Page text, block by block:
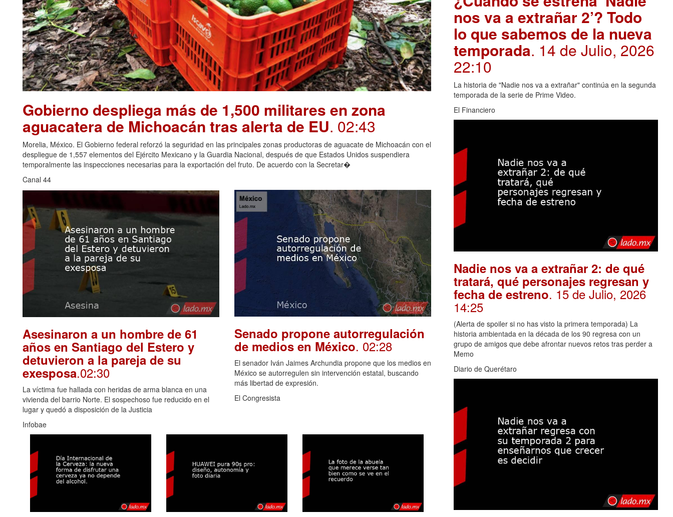
Gobierno despliega más de 1,500 militares en zona
aguacatera de Michoacán tras alerta de EU. 02:43
Morelia, México. El Gobierno federal reforzó la seguridad en las principales zonas productoras de aguacate de Michoacán con el
despliegue de 1,557 elementos del Ejército Mexicano y la Guardia Nacional, después de que Estados Unidos suspendiera
temporalmente las inspecciones necesarias para la exportación del fruto. De acuerdo con la Secretar�
Canal 44
Asesinaron a un hombre de 61
años en Santiago del Estero y
detuvieron a la pareja de su
exesposa.02:30
La víctima fue hallada con heridas de arma blanca en una
vivienda del barrio Norte. El sospechoso fue reducido en el
lugar y quedó a disposición de la Justicia
Infobae
Senado propone autorregulación
de medios en México. 02:28
El senador Iván Jaimes Archundia propone que los medios en
México se autorregulen sin intervención estatal, buscando
más libertad de expresión.
El Congresista
nos va a extrañar 2’? Todo
lo que sabemos de la nueva
temporada. 14 de Julio, 2026
22:10
La historia de "Nadie nos va a extrañar" continúa en la segunda
temporada de la serie de Prime Video.
El Financiero
Nadie nos va a extrañar 2: de qué
tratará, qué personajes regresan y
fecha de estreno. 15 de Julio, 2026
14:25
(Alerta de spoiler si no has visto la primera temporada) La
historia ambientada en la década de los 90 regresa con un
grupo de amigos que debe afrontar nuevos retos tras perder a
Memo
Diario de Querétaro